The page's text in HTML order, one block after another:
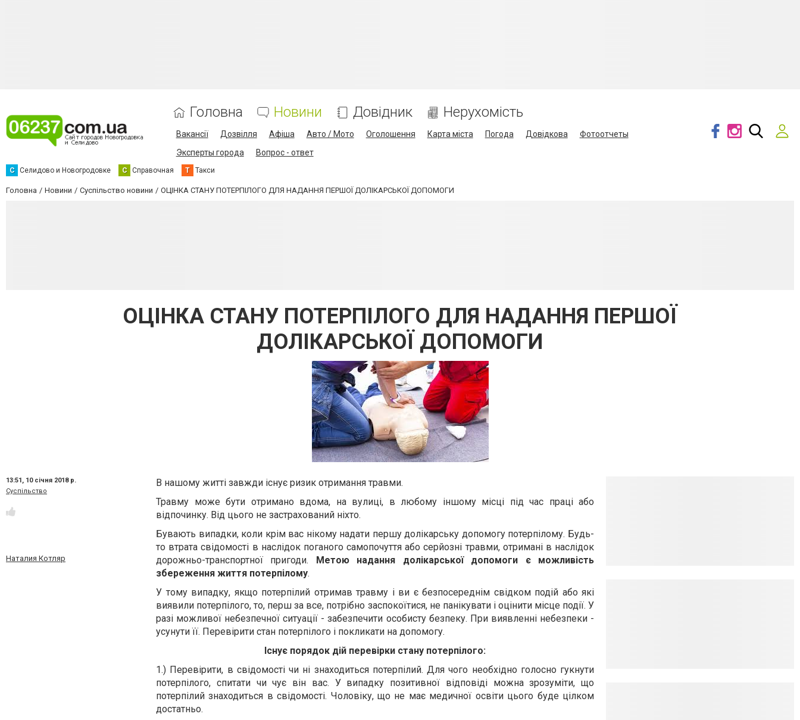
Головна Новини Довідник Нерухомість
Вакансії Дозвілля Афіша Авто / Мото Оголошення Карта міста Погода Довідкова
Фотоотчеты
Эксперты города
Вопрос - ответ
С Селидово и Новогродовке С Справочная Т Такси
Головна Новини Суспільство новини ОЦІНКА СТАНУ ПОТЕРПІЛОГО ДЛЯ НАДАННЯ ПЕРШОЇ ДОЛІКАРСЬКОЇ ДОПОМОГИ
ОЦІНКА СТАНУ ПОТЕРПІЛОГО ДЛЯ НАДАННЯ ПЕРШОЇ
ДОЛІКАРСЬКОЇ ДОПОМОГИ
13:51, 10 січня 2018 р.
Суспільство
Наталия Котляр
В нашому житті завжди існує ризик отримання травми.
Травму може бути отримано вдома, на вулиці, в любому іншому місці під час праці або
відпочинку. Від цього не застрахований ніхто.
Бувають випадки, коли крім вас нікому надати першу долікарську допомогу потерпілому. Будь-
то втрата свідомості в наслідок поганого самопочуття або серйозні травми, отримані в наслідок
дорожньо-транспортної пригоди. Метою надання долікарської допомоги є можливість
збереження життя потерпілому.
У тому випадку, якщо потерпілий отримав травму і ви є безпосереднім свідком подій або які
виявили потерпілого, то, перш за все, потрібно заспокоїтися, не панікувати і оцінити місце події. У
разі можливої небезпечної ситуації - забезпечити особисту безпеку. При виявленні небезпеки -
усунути її. Перевірити стан потерпілого і покликати на допомогу.
Існує порядок дій перевірки стану потерпілого:
1.) Перевірити, в свідомості чи ні знаходиться потерпілий. Для чого необхідно голосно гукнути
потерпілого, спитати чи чує він вас. У випадку позитивної відповіді можна зрозуміти, що
потерпілий знаходиться в свідомості. Чоловіку, що не має медичної освіти цього буде цілком
достатньо.